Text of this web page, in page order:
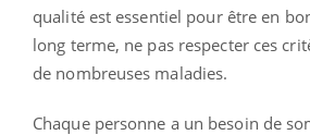
qualité est essentiel pour être en
long terme, ne pas respecter ces
de nombreuses maladies.
Chaque personne a un besoin de